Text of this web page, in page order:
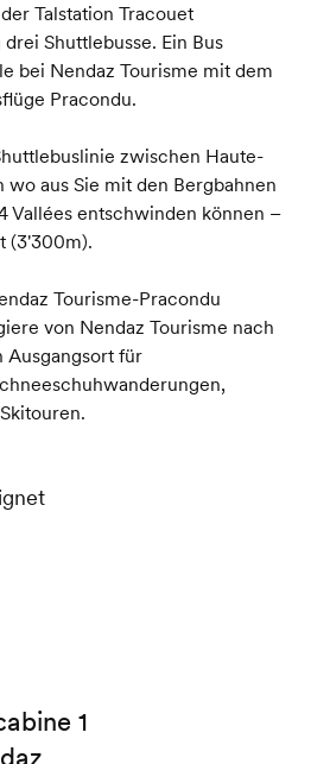
Talstation Tracouet
Shuttlebusse. Ein Bus
bei Nendaz Tourisme mit dem
Pracondu.
zwischen Haute-
wo aus Sie mit den Bergbahnen
Vallées entschwinden können –
(3'300m).
Tourisme-Pracondu
von Nendaz Tourisme nach
Ausgangsort für
1